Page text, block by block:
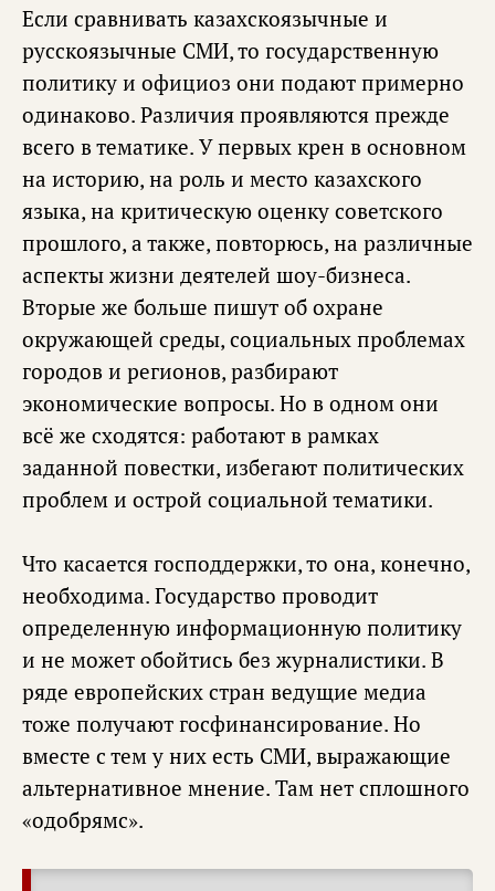
Если сравнивать казахскоязычные и
русскоязычные СМИ, то государственную
политику и официоз они подают примерно
одинаково. Различия проявляются прежде
всего в тематике. У первых крен в основном
на историю, на роль и место казахского
языка, на критическую оценку советского
прошлого, а также, повторюсь, на различные
аспекты жизни деятелей шоу-бизнеса.
Вторые же больше пишут об охране
окружающей среды, социальных проблемах
городов и регионов, разбирают
экономические вопросы. Но в одном они
всё же сходятся: работают в рамках
заданной повестки, избегают политических
проблем и острой социальной тематики.
Что касается господдержки, то она, конечно,
необходима. Государство проводит
определенную информационную политику
и не может обойтись без журналистики. В
ряде европейских стран ведущие медиа
тоже получают госфинансирование. Но
вместе с тем у них есть СМИ, выражающие
альтернативное мнение. Там нет сплошного
«одобрямс».